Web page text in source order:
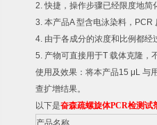
2.快捷，操作步骤已经限度地简
3. 本产品A型含电泳染料， PCR
4. 由于各成分的浓度和比例都
5. 产物可直接用于T 载体克隆，
使用及效果：将本产品15 μL 与
查扩增结果。
以下是奋森疏螺旋体PCR检测试
产品名称